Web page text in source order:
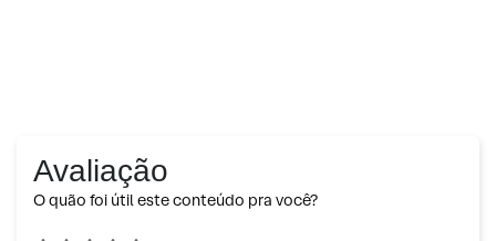
Avaliação
O quão foi útil este conteúdo pra você?